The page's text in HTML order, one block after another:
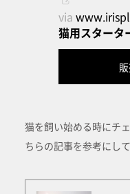
via
猫用スタータ
猫を飼い始める時にチ
ちらの記事を参考にして